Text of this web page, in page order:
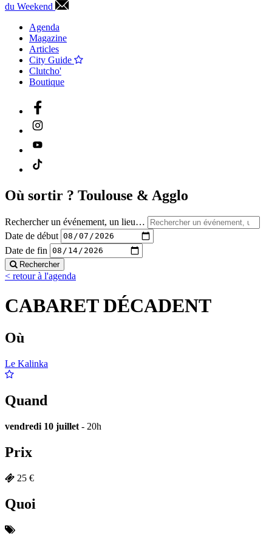
du Weekend
Agenda
Magazine
Articles
City Guide
Clutcho'
Boutique
Où sortir ? Toulouse & Agglo
Rechercher un événement, un lieu…
Date de début
Date de fin
Rechercher
< retour à l'agenda
CABARET DÉCADENT
Où
Le Kalinka
Quand
vendredi 10 juillet - 20h
Prix
25 €
Quoi